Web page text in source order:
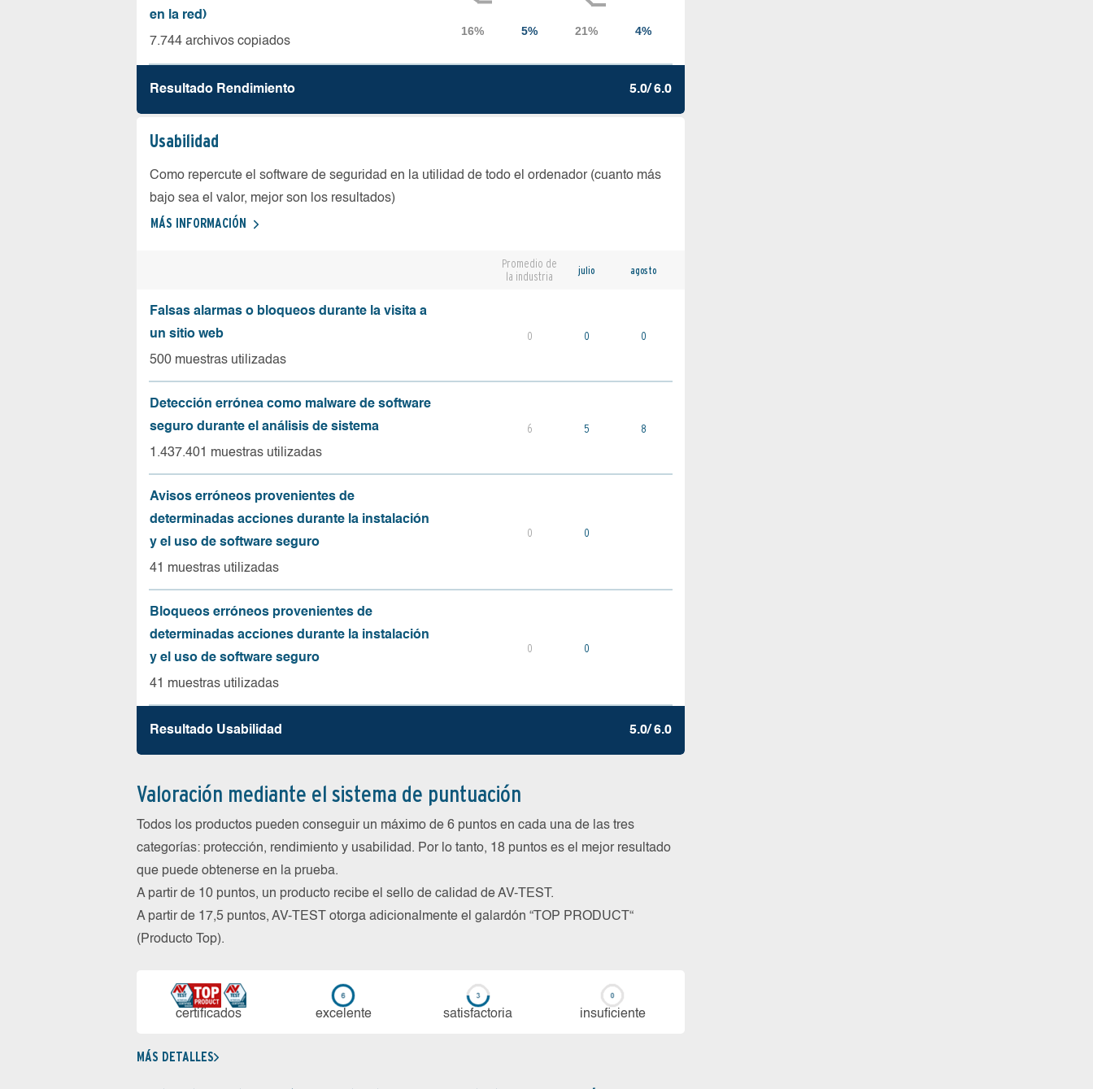
en la red)
7.744 archivos copiados
Resultado Rendimiento 5.0/ 6.0
Usabilidad
Como repercute el software de seguridad en la utilidad de todo el ordenador (cuanto más
bajo sea el valor, mejor son los resultados)
MÁS INFORMACIÓN
Promedio de
la industria
julio agosto
Falsas alarmas o bloqueos durante la visita a
un sitio web
500 muestras utilizadas
0 0 0
Detección errónea como malware de software
seguro durante el análisis de sistema
1.437.401 muestras utilizadas
6 5 8
Avisos erróneos provenientes de
determinadas acciones durante la instalación
y el uso de software seguro
41 muestras utilizadas
0 0
Bloqueos erróneos provenientes de
determinadas acciones durante la instalación
y el uso de software seguro
41 muestras utilizadas
0 0
Resultado Usabilidad 5.0/ 6.0
Valoración mediante el sistema de puntuación
Todos los productos pueden conseguir un máximo de 6 puntos en cada una de las tres
categorías: protección, rendimiento y usabilidad. Por lo tanto, 18 puntos es el mejor resultado
que puede obtenerse en la prueba.
A partir de 10 puntos, un producto recibe el sello de calidad de AV-TEST.
A partir de 17,5 puntos, AV-TEST otorga adicionalmente el galardón “TOP PRODUCT“
(Producto Top).
certi­ficados ex­ce­len­te sa­tis­fac­to­ria in­su­fi­cien­te
MÁS DETALLES